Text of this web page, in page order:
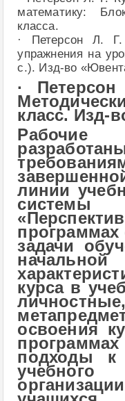
математику:
класса.
· Петерсон Л.
упражнения на
с.). Изд-во
·
класс. Изд-
линии
задачи
курса в
освоения
подходы к